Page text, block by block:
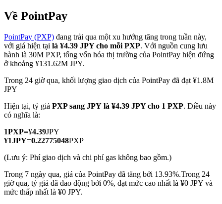
COIN-M Futures
Futures sử dụng token làm tài sản thế chấp
Phái sinh cổ phiếu, ngoại hối, kim loại quý và hàng hóa
Về PointPay
PointPay (PXP) đang trải qua một xu hướng tăng trong tuần này,
với giá hiện tại là ¥4.39 JPY cho mỗi PXP. Với nguồn cung lưu
hành là 30M PXP, tổng vốn hóa thị trường của PointPay hiện đứng
ở khoảng ¥131.62M JPY.
Trong 24 giờ qua, khối lượng giao dịch của PointPay đã đạt ¥1.8M
JPY
Hiện tại, tỷ giá PXP sang JPY là ¥4.39 JPY cho 1 PXP. Điều này
có nghĩa là:
1PXP=¥4.39JPY
¥1JPY=0.22775048PXP
(Lưu ý: Phí giao dịch và chi phí gas không bao gồm.)
Trong 7 ngày qua, giá của PointPay đã tăng bởi 13.93%.Trong 24
giờ qua, tỷ giá đã dao động bởi 0%, đạt mức cao nhất là ¥0 JPY và
mức thấp nhất là ¥0 JPY.